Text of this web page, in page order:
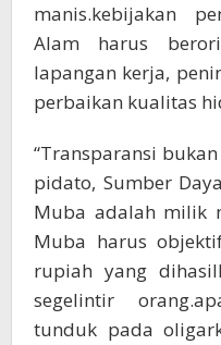
manis.kebijakan
Alam harus
lapangan kerja,
perbaikan kualitas
“Transparansi
pidato, Sumber
Muba adalah milik
Muba harus
rupiah yang
segelintir
tunduk pada